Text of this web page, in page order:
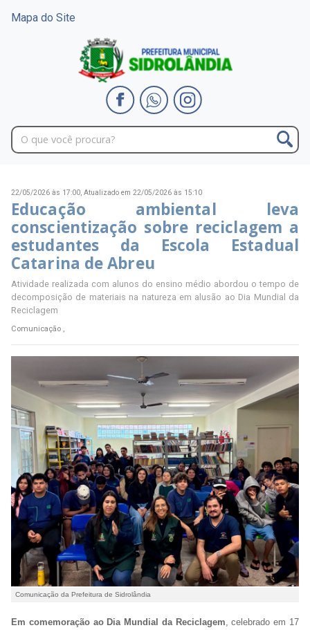
Mapa do Site
22/05/2026 às 17:00, Atualizado em 22/05/2026 às 15:10
Educação ambiental leva
conscientização sobre reciclagem a
estudantes da Escola Estadual
Catarina de Abreu
Atividade realizada com alunos do ensino médio abordou o tempo de
decomposição de materiais na natureza em alusão ao Dia Mundial da
Reciclagem
Comunicação ,
Comunicação da Prefeitura de Sidrolândia
Em comemoração ao Dia Mundial da Reciclagem, celebrado em 17